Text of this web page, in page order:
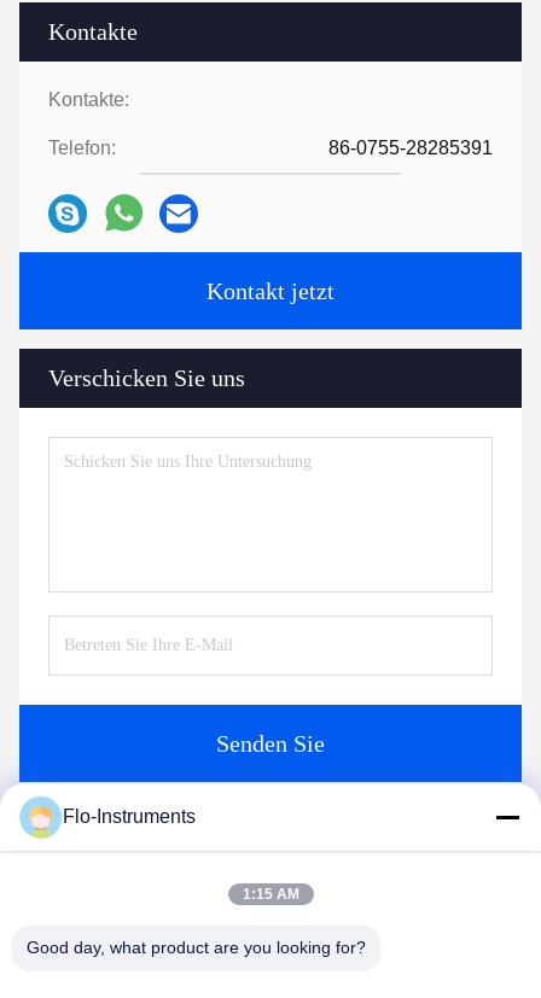
Kontakte
Kontakte:
Telefon: 86-0755-28285391
Kontakt jetzt
Verschicken Sie uns
Senden Sie
Ähnliche Produkte
Flo-Instruments
1:15 AM
Good day, what product are you looking for?